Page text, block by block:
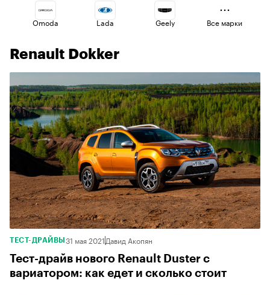
Omoda Lada Geely
Voyah Volga Haval
Все марки
Renault Dokker
ТЕСТ-ДРАЙВЫ 31 мая 2021Давид Акопян
Тест-драйв нового Renault Duster c
вариатором: как едет и сколько стоит